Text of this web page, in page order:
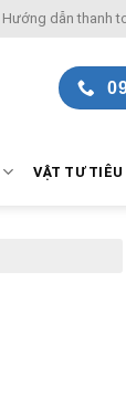
Hướng dẫn thanh
VẬT TƯ TIÊU